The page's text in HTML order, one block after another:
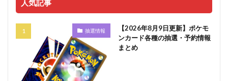
人気記事
抽選情報
【2026年8月9日更新】ポケモ
ンカード各種の抽選・予約情報
まとめ